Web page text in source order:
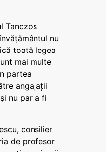
Tanczos
nu
toată legea
mai multe
partea
angajații
nu par a fi
consilier
de profesor